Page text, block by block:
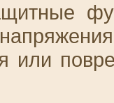
или